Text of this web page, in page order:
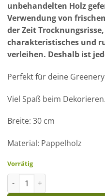
unbehandelten Holz
Verwendung von
der Zeit
charakteristisches und
verleihen. Deshalb ist
Perfekt für deine
Viel Spaß beim Dekorieren.
Breite: 30 cm
Material: Pappelholz
Vorrätig
Holz-Schnecke natur klein